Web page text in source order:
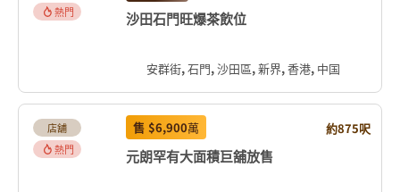
熱門
沙田石門旺爆茶飲位
安群街, 石門, 沙田區, 新界, 香港, 中国
店舖
熱門
售 $6,900萬 約875呎
元朗罕有大面積巨舖放售